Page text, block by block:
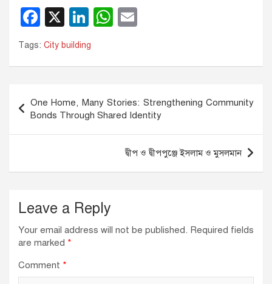
F
a
c
b
o
o
X
Li
n
k
dI
n
W
A
p
p
Tags: City building
navigation
One Home, Many Stories: Strengthening Community
Bonds Through Shared Identity
দ্বীপ ও দ্বীপপুঞ্জে ইসলাম ও মুসলমান
Leave a Reply
Your email address will not be published. Required fields
are marked *
Comment *